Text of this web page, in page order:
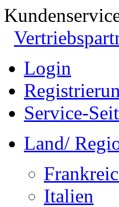
Login
Service-
Land/
Italien